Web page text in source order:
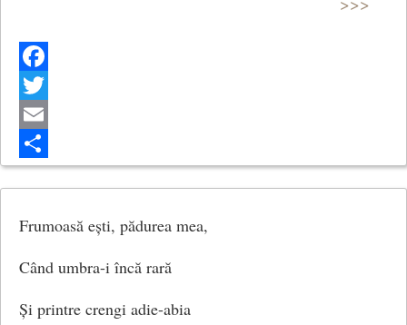
(1958)
(Arta Poetică)
Facebook
Twitter
Email
Share
Frumoasă ești, pădurea mea,
Când umbra-i încă rară
Și printre crengi adie-abia